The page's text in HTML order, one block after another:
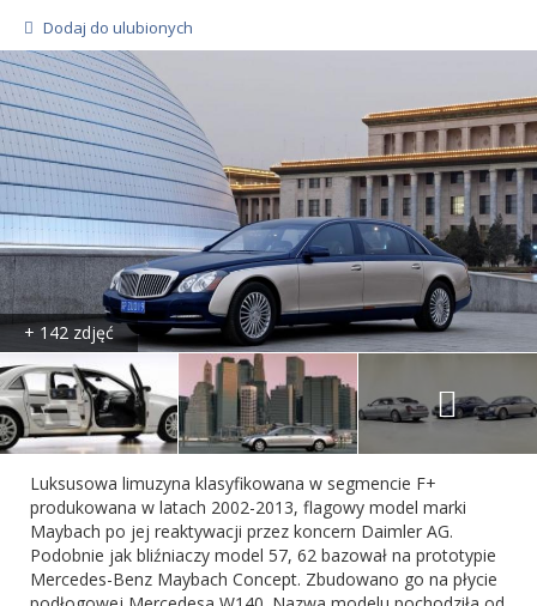
Dodaj do ulubionych
+ 142 zdjęć
Luksusowa limuzyna klasyfikowana w segmencie F+
produkowana w latach 2002-2013, flagowy model marki
Maybach po jej reaktywacji przez koncern Daimler AG.
Podobnie jak bliźniaczy model 57, 62 bazował na prototypie
Mercedes-Benz Maybach Concept. Zbudowano go na płycie